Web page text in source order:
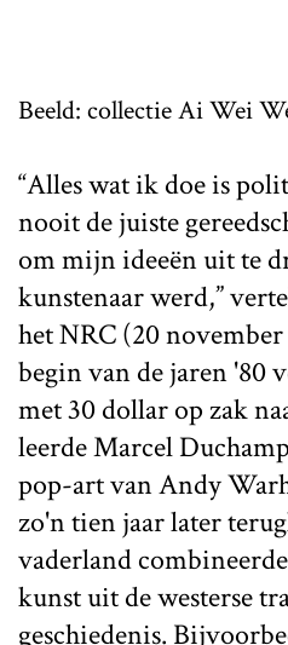
Beeld: collectie Ai Wei
“Alles wat ik doe is
nooit de juiste
om mijn ideeën uit te
kunstenaar werd,”
het NRC (20
begin van de jaren '80
met 30 dollar op zak
leerde Marcel
pop-art van Andy
zo'n tien jaar later
vaderland
kunst uit de westerse
geschiedenis.